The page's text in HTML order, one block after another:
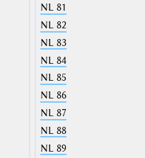
NL 81
NL 82
NL 83
NL 84
NL 85
NL 86
NL 87
NL 88
NL 89